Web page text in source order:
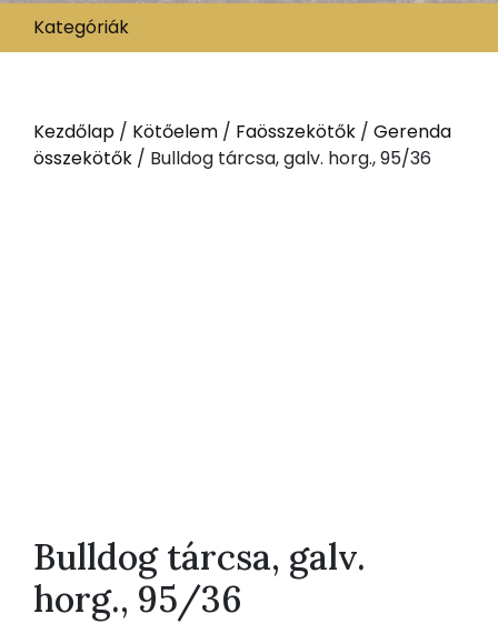
Kategóriák
Kezdőlap / Kötőelem / Faösszekötők / Gerenda
összekötők / Bulldog tárcsa, galv. horg., 95/36
Bulldog tárcsa, galv.
horg., 95/36